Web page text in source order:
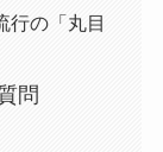
行の「丸目
問